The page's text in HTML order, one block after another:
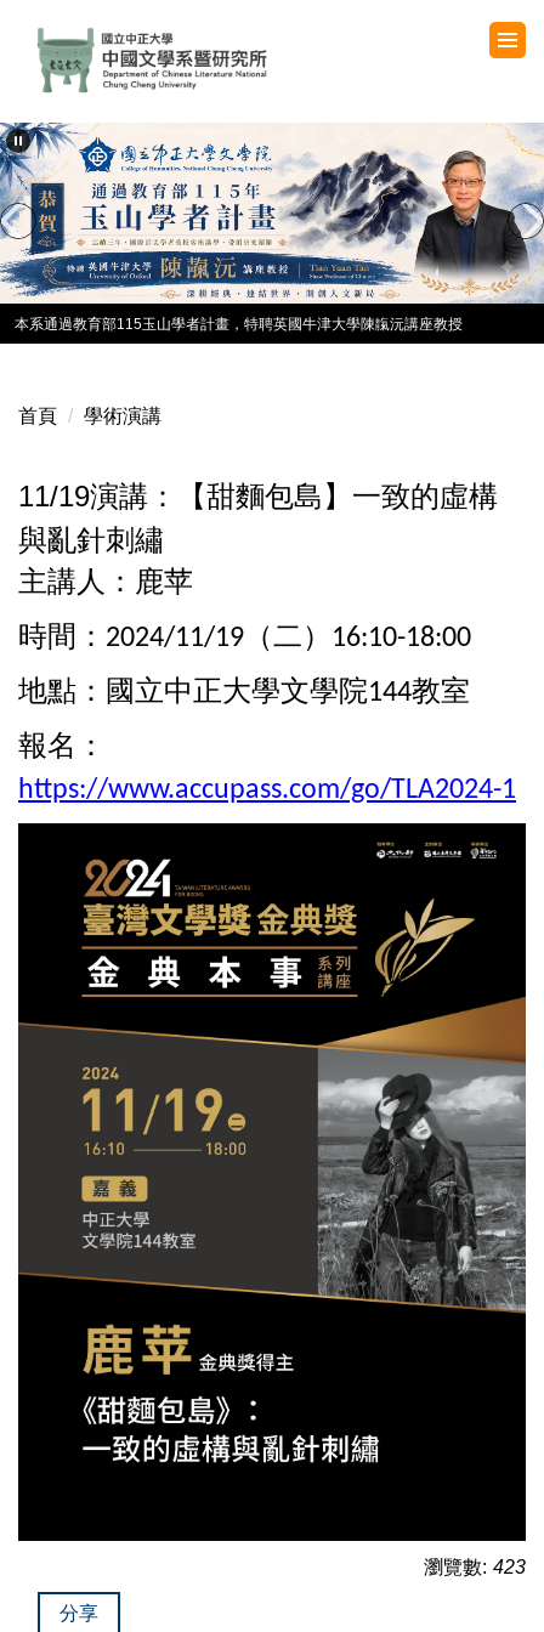
內
容
區
本系通過教育部115玉山學者計畫，特聘英國牛津大學陳靝沅講座教授
首頁 學術演講
11/19演講：【甜麵包島】一致的虛構
與亂針刺繡
主講人：鹿苹
時間： 2024/11/19 （二） 16:10-18:00
地點：國立中正大學文學院144教室
報名：
https://www.accupass.com/go/TLA2024-1
瀏覽數: 423
分享